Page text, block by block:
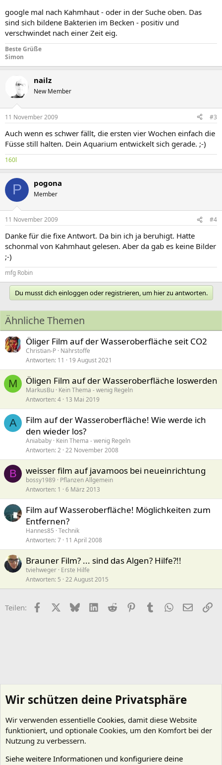
google mal nach Kahmhaut - oder in der Suche oben. Das
sind sich bildene Bakterien im Becken - positiv und
verschwindet nach einer Zeit eig.
Beste Grüße
Simon
nailz
New Member
11 November 2009 #3
Auch wenn es schwer fällt, die ersten vier Wochen einfach die
Füsse still halten. Dein Aquarium entwickelt sich gerade. ;-)
160l
P pogona
Member
11 November 2009 #4
Danke für die fixe Antwort. Da bin ich ja beruhigt. Hatte
schonmal von Kahmhaut gelesen. Aber da gab es keine Bilder
;-)
mfg Robin
Du musst dich einloggen oder registrieren, um hier zu antworten.
Ähnliche Themen
Öliger Film auf der Wasseroberfläche seit CO2
Christian-P Nährstoffe
Antworten 11 19 August 2021
M Öligen Film auf der Wasseroberfläche loswerden
MarkusBu Kein Thema - wenig Regeln
Antworten 4 13 Mai 2019
A
Film auf der Wasseroberfläche! Wie werde ich
den wieder los?
Aniababy Kein Thema - wenig Regeln
Antworten 2 22 November 2008
B weisser film auf javamoos bei neueinrichtung
bossy1989
Pflanzen Allgemein
Antworten 1 6 März 2013
Film auf Wasseroberfläche! Möglichkeiten zum
Entfernen?
Hannes85 Technik
Antworten 7 11 April 2008
Brauner Film? ... sind das Algen? Hilfe?!!
tviehweger Erste Hilfe
Antworten 5 22 August 2015
Teilen: FacebookX (Twitter)
BlueskyLinkedIn
Reddit PinterestTumblr WhatsApp
E-Mail
Wir schützen deine Privatsphäre
Wir verwenden essentielle Cookies, damit diese Website
funktioniert, und optionale Cookies, um den Komfort bei der
Nutzung zu verbessern.
Siehe weitere Informationen und konfiguriere deine